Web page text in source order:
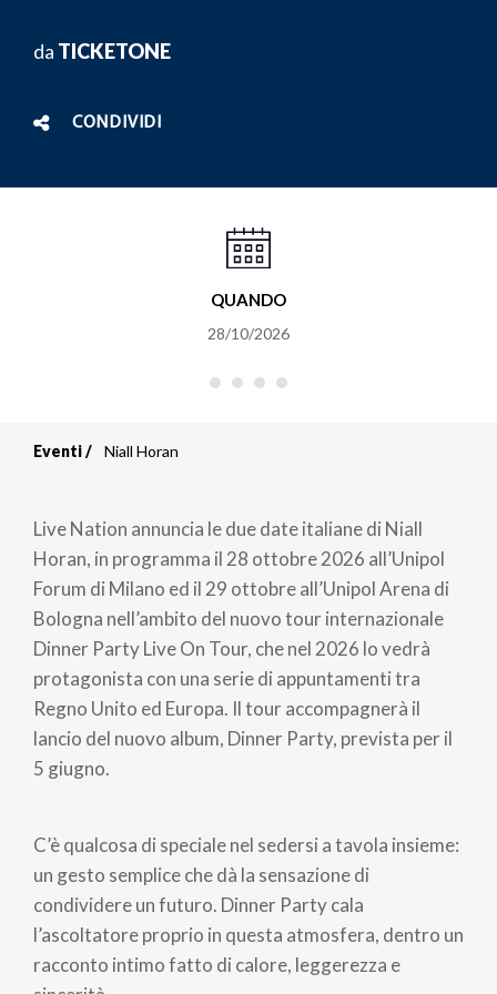
da TICKETONE
CONDIVIDI
QUANDO
28/10/2026
di
pane
Eventi Niall Horan
Live Nation annuncia le due date italiane di Niall
Horan, in programma il 28 ottobre 2026 all’Unipol
Forum di Milano ed il 29 ottobre all’Unipol Arena di
Bologna nell’ambito del nuovo tour internazionale
Dinner Party Live On Tour, che nel 2026 lo vedrà
protagonista con una serie di appuntamenti tra
Regno Unito ed Europa. Il tour accompagnerà il
lancio del nuovo album, Dinner Party, prevista per il
5 giugno.
C’è qualcosa di speciale nel sedersi a tavola insieme:
un gesto semplice che dà la sensazione di
condividere un futuro. Dinner Party cala
l’ascoltatore proprio in questa atmosfera, dentro un
racconto intimo fatto di calore, leggerezza e